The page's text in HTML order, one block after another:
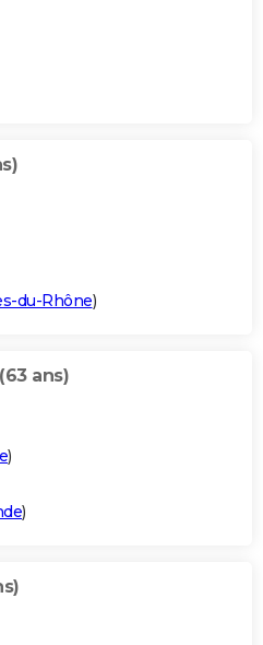
du-Rhône)
(63 ans)
)
)